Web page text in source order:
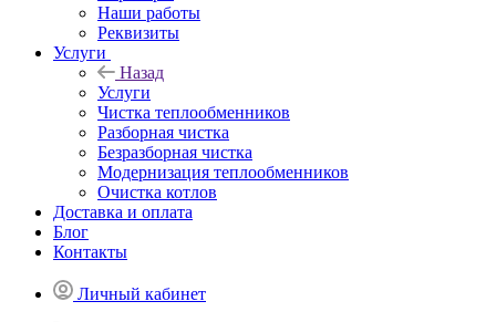
Наши работы
Реквизиты
Услуги
Назад
Услуги
Чистка теплообменников
Разборная чистка
Безразборная чистка
Модернизация теплообменников
Очистка котлов
Доставка и оплата
Блог
Контакты
Личный кабинет